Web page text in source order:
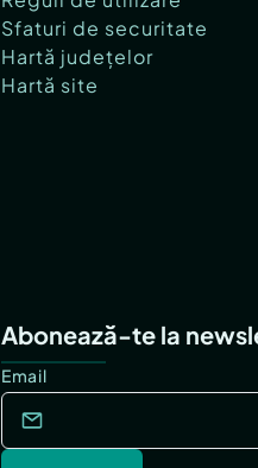
Sfaturi de securitate
Hartă județelor
Hartă site
Abonează-te la
Email